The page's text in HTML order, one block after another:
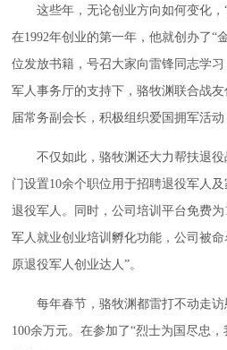
这些年，无论创业方向如何变化，“
在1992年创业的第一年，他就创办了“
位发放书籍，号召大家向雷锋同志学
军人事务厅的支持下，骆牧渊联合战
届常务副会长，积极组织爱国拥军活动
不仅如此，骆牧渊还大力帮扶退役
门设置10余个职位用于招聘退役军人
退役军人。同时，公司培训平台免费
军人就业创业培训孵化功能，公司被
原退役军人创业达人”。
每年春节，骆牧渊都雷打不动走访
100余万元。在参加了“烈士为国尽忠